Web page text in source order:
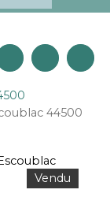
44500
Vendu